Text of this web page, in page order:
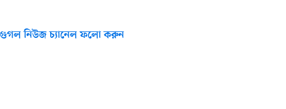
নিউজ চ্যানেল ফলো করুন